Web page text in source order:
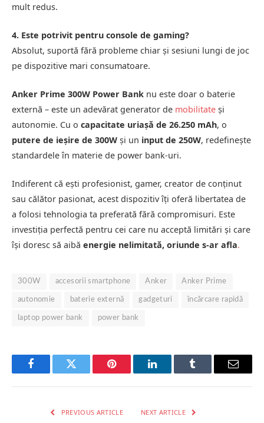
mult redus.
4. Este potrivit pentru console de gaming?
Absolut, suportă fără probleme chiar și sesiuni lungi de joc
pe dispozitive mari consumatoare.
Anker Prime 300W Power Bank nu este doar o baterie
externă – este un adevărat generator de mobilitate și
autonomie. Cu o capacitate uriașă de 26.250 mAh, o
putere de ieșire de 300W și un input de 250W, redefinește
standardele în materie de power bank-uri.
Indiferent că ești profesionist, gamer, creator de conținut
sau călător pasionat, acest dispozitiv îți oferă libertatea de
a folosi tehnologia ta preferată fără compromisuri. Este
investiția perfectă pentru cei care nu acceptă limitări și care
își doresc să aibă energie nelimitată, oriunde s-ar afla.
300W accesorii smartphone Anker Anker Prime
autonomie baterie externă gadgeturi încărcare rapidă
laptop power bank power bank
FacebookTwitter Pinterest LinkedInTumblr Email
PREVIOUS ARTICLE NEXT ARTICLE